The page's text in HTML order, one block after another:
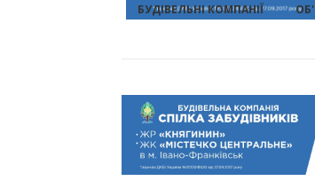
БУДІВЕЛЬНІ КОМПАНІЇ